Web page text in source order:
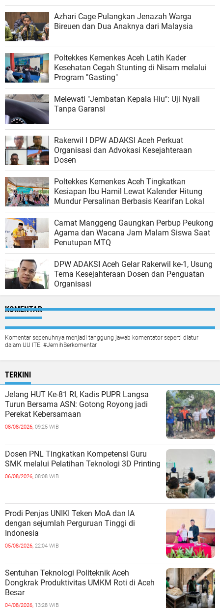
Azhari Cage Pulangkan Jenazah Warga
Bireuen dan Dua Anaknya dari Malaysia
Poltekkes Kemenkes Aceh Latih Kader
Kesehatan Cegah Stunting di Nisam melalui
Program "Gasting"
Melewati "Jembatan Kepala Hiu": Uji Nyali
Tanpa Garansi
Rakerwil I DPW ADAKSI Aceh Perkuat
Organisasi dan Advokasi Kesejahteraan
Dosen
Poltekkes Kemenkes Aceh Tingkatkan
Kesiapan Ibu Hamil Lewat Kalender Hitung
Mundur Persalinan Berbasis Kearifan Lokal
Camat Manggeng Gaungkan Perbup Peukong
Agama dan Wacana Jam Malam Siswa Saat
Penutupan MTQ
DPW ADAKSI Aceh Gelar Rakerwil ke-1, Usung
Tema Kesejahteraan Dosen dan Penguatan
Organisasi
KOMENTAR
Komentar sepenuhnya menjadi tanggung jawab komentator seperti diatur
dalam UU ITE. #JernihBerkomentar
TERKINI
Jelang HUT Ke-81 RI, Kadis PUPR Langsa
Turun Bersama ASN: Gotong Royong jadi
Perekat Kebersamaan
08/08/2026, 09:25 WIB
Dosen PNL Tingkatkan Kompetensi Guru
SMK melalui Pelatihan Teknologi 3D Printing
06/08/2026, 08:08 WIB
Prodi Penjas UNIKI Teken MoA dan IA
dengan sejumlah Perguruan Tinggi di
Indonesia
05/08/2026, 22:04 WIB
Sentuhan Teknologi Politeknik Aceh
Dongkrak Produktivitas UMKM Roti di Aceh
Besar
04/08/2026, 13:28 WIB